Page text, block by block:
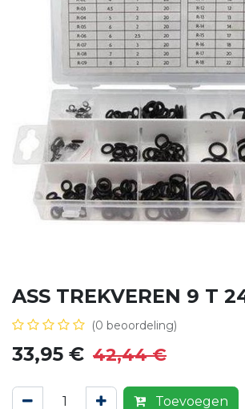
ASS TREKVEREN 9 T
(0 beoordeling)
33,95 € 42,44€
Toevoegen